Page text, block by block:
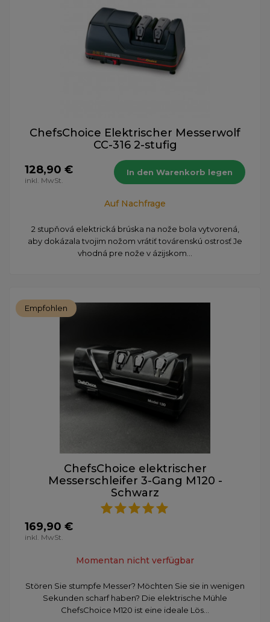
ChefsChoice Elektrischer Messerwolf
CC-316 2-stufig
128,90 €
inkl. MwSt.
In den Warenkorb legen
Auf Nachfrage
​2 stupňová elektrická brúska na nože bola vytvorená,
aby dokázala tvojim nožom vrátiť továrenskú ostrosť Je
vhodná pre nože v ázijskom...
Empfohlen
ChefsChoice elektrischer
Messerschleifer 3-Gang M120 -
Schwarz
169,90 €
inkl. MwSt.
Momentan nicht verfügbar
Stören Sie stumpfe Messer? Möchten Sie sie in wenigen
Sekunden scharf haben? Die elektrische Mühle
ChefsChoice M120 ist eine ideale Lös...